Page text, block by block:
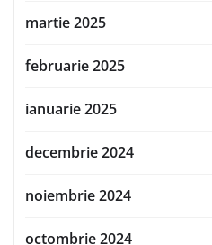
martie 2025
februarie 2025
ianuarie 2025
decembrie 2024
noiembrie 2024
octombrie 2024